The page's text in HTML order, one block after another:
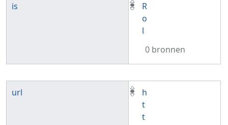
is
R
o
l
0 bronnen
url
h
t
t